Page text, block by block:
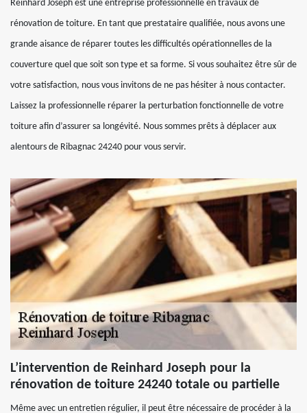
Reinhard Joseph est une entreprise professionnelle en travaux de
rénovation de toiture. En tant que prestataire qualifiée, nous avons une
grande aisance de réparer toutes les difficultés opérationnelles de la
couverture quel que soit son type et sa forme. Si vous souhaitez être sûr de
votre satisfaction, nous vous invitons de ne pas hésiter à nous contacter.
Laissez la professionnelle réparer la perturbation fonctionnelle de votre
toiture afin d’assurer sa longévité. Nous sommes prêts à déplacer aux
alentours de Ribagnac 24240 pour vous servir.
L’intervention de Reinhard Joseph pour la
rénovation de toiture 24240 totale ou partielle
Même avec un entretien régulier, il peut être nécessaire de procéder à la